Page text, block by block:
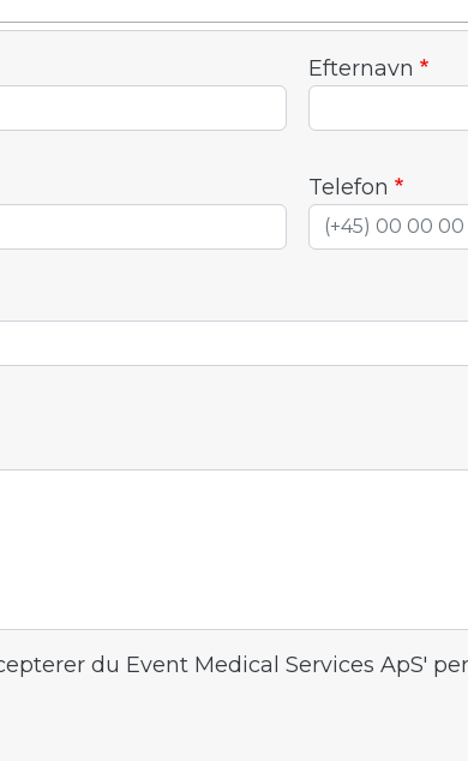
Efternavn
Telefon
du Event Medical Services ApS'